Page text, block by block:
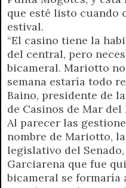
que esté listo cuando
estival.
“El casino tiene la
del central, pero
bicameral. Mariotto
semana estaría todo
Baino, presidente de
de Casinos de Mar del
Al parecer las
nombre de Mariotto,
legislativo del
Garciarena que fue
bicameral se formaría